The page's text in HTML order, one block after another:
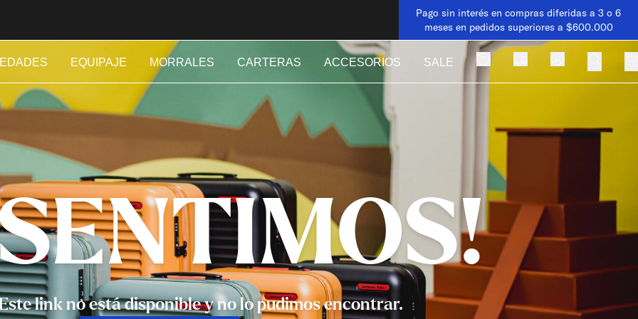
Pago sin interés en compras diferidas a 3 o 6
meses en pedidos superiores a $600.000
EQUIPAJE MORRALES CARTERAS ACCESORIOS SALE
link no está disponible y no lo pudimos encontrar.